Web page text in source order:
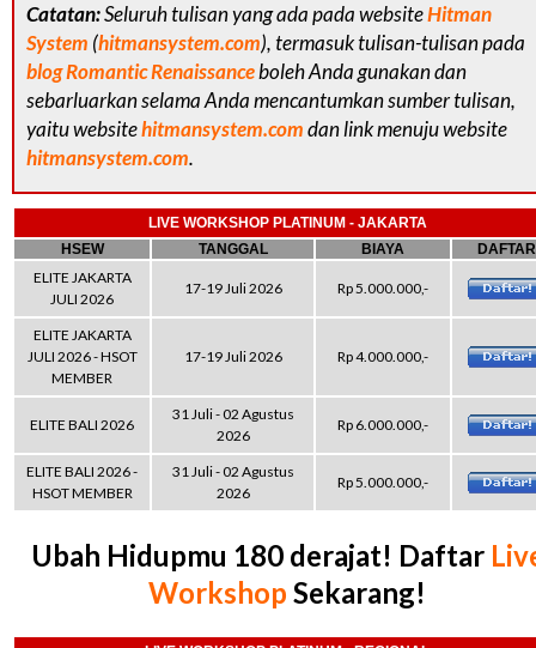
Catatan:Seluruh tulisan yang ada pada websiteHitman
System (hitmansystem.com), termasuk tulisan-tulisan pada
blog Romantic Renaissanceboleh Anda gunakan dan
sebarluarkan selama Anda mencantumkan sumber tulisan,
yaitu websitehitmansystem.comdan link menuju website
hitmansystem.com.
LIVE WORKSHOP PLATINUM - JAKARTA
HSEW
TANGGAL BIAYA DAFTAR
ELITE JAKARTA
JULI 2026
17-19 Juli 2026 Rp 5.000.000,-
ELITE JAKARTA
JULI 2026 - HSOT
MEMBER
17-19 Juli 2026 Rp 4.000.000,-
ELITE BALI 2026
31 Juli - 02 Agustus
2026
Rp 6.000.000,-
ELITE BALI 2026 -
HSOT MEMBER
31 Juli - 02 Agustus
2026
Rp 5.000.000,-
Ubah Hidupmu 180 derajat! Daftar
Workshop Sekarang!